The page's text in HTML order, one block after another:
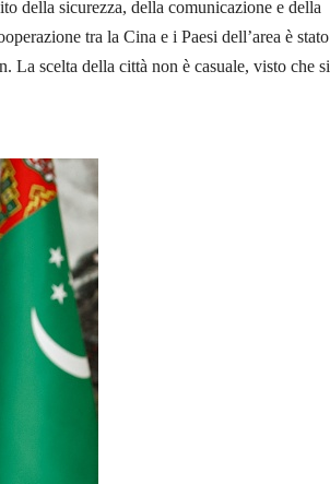
della sicurezza, della comunicazione e della
tra la Cina e i Paesi dell’area è stato
La scelta della città non è casuale, visto che si